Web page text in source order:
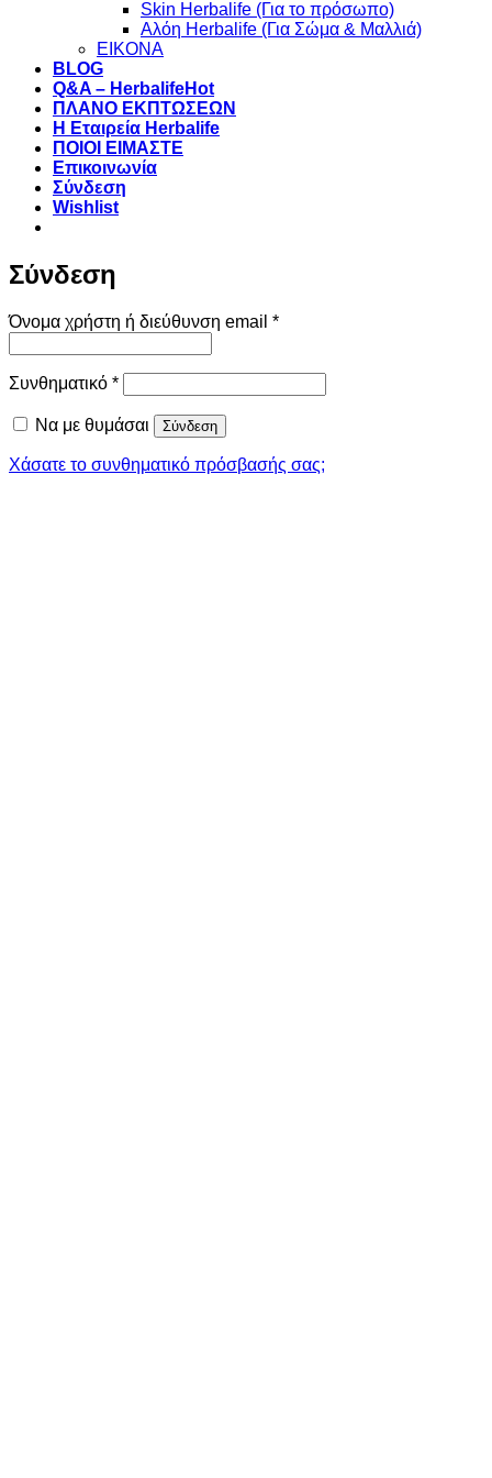
Skin Herbalife (Για το πρόσωπο)
Αλόη Ηerbalife (Για Σώμα & Μαλλιά)
ΕΙΚΟΝΑ
BLOG
Q&A – Herbalife
ΠΛΑΝΟ ΕΚΠΤΩΣΕΩΝ
Η Εταιρεία Herbalife
ΠΟΙΟΙ ΕΙΜΑΣΤΕ
Επικοινωνία
Σύνδεση
Wishlist
Σύνδεση
Όνομα χρήστη ή διεύθυνση email *Απαιτείται
Συνθηματικό *Απαιτείται
Να με θυμάσαι Σύνδεση
Χάσατε το συνθηματικό πρόσβασής σας;